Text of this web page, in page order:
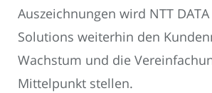
Auszeichnungen wird NTT
Solutions weiterhin den
Wachstum und die
Mittelpunkt stellen.